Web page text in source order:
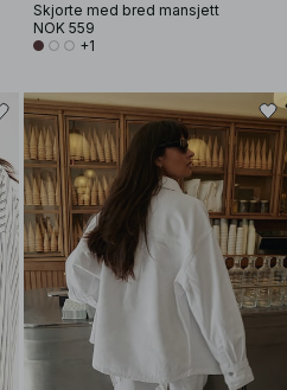
Skjorte med bred mansjett
NOK 559
+1